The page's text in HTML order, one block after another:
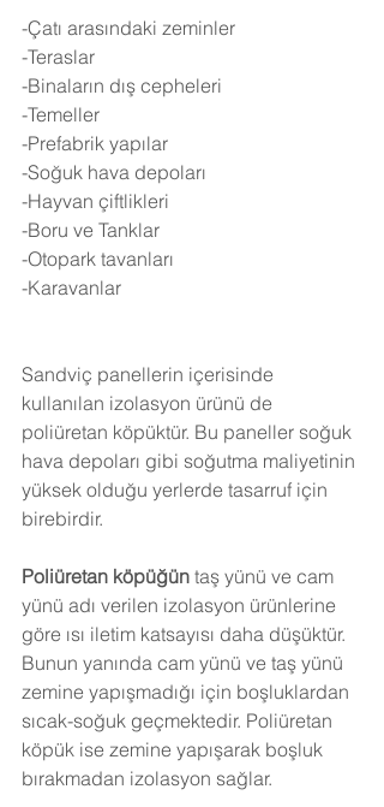
-Çatı arasındaki zeminler
-Teraslar
-Binaların dış cepheleri
-Temeller
-Prefabrik yapılar
-Soğuk hava depoları
-Hayvan çiftlikleri
-Boru ve Tanklar
-Otopark tavanları
-Karavanlar
Sandviç panellerin içerisinde
kullanılan izolasyon ürünü de
poliüretan köpüktür. Bu paneller soğuk
hava depoları gibi soğutma maliyetinin
yüksek olduğu yerlerde tasarruf için
birebirdir.
Poliüretan köpüğün taş yünü ve cam
yünü adı verilen izolasyon ürünlerine
göre ısı iletim katsayısı daha düşüktür.
Bunun yanında cam yünü ve taş yünü
zemine yapışmadığı için boşluklardan
sıcak-soğuk geçmektedir. Poliüretan
köpük ise zemine yapışarak boşluk
bırakmadan izolasyon sağlar.